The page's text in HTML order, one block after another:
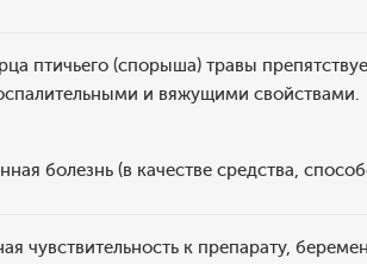
птичьего (спорыша) травы
и вяжущими свойствами.
болезнь (в качестве средства,
чувствительность к препарату,